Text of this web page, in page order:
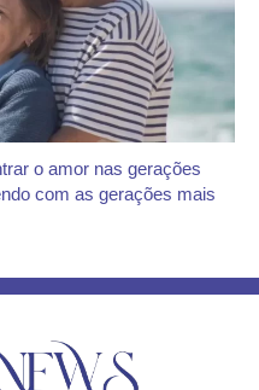
o amor nas gerações
com as gerações mais